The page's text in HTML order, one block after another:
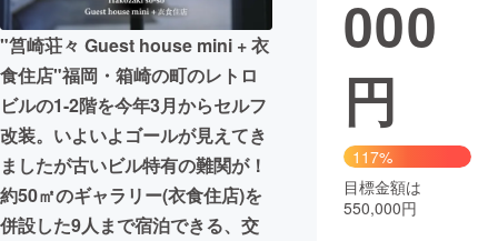
ビジネス・起業 チャレンジ
まちづくり・地域活性化
CAMPFIRE for Social Good
CAMPFIRE Creation
CAMPFIREふるさと納税
コミュニティ
"筥崎荘々 Guest house mini + 衣
食住店"福岡・箱崎の町のレトロ
ビルの1-2階を今年3月からセルフ
改装。いよいよゴールが見えてき
ましたが古いビル特有の難関が！
約50㎡のギャラリー(衣食住店)を
併設した9人まで宿泊できる、交
000
円
117%
目標金額は
550,000円